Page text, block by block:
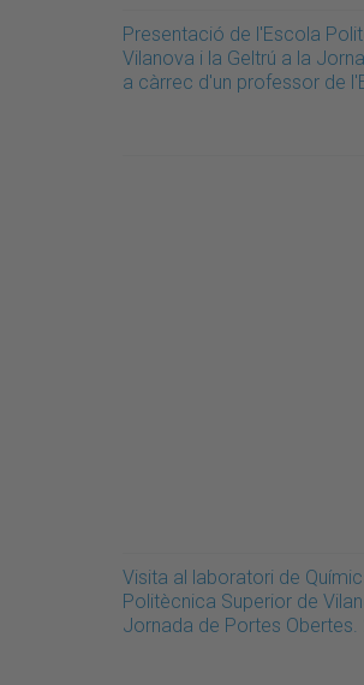
Presentació de l'Escola
Vilanova i la Geltrú a la
a càrrec d'un professor de
Visita al laboratori de
Politècnica Superior de
Jornada de Portes Obertes.